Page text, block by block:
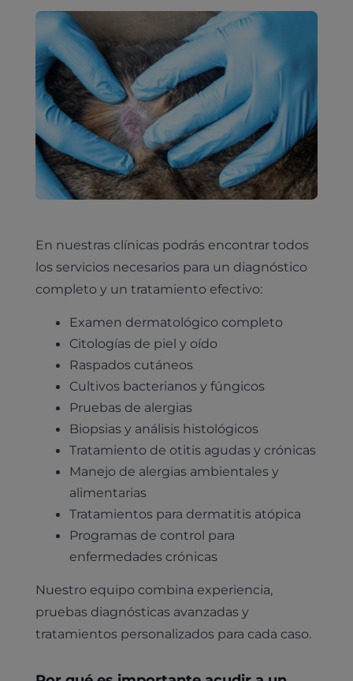
Pruebas diagnósticas
Diagnóstico veterinario por imagen
Laboratorio veterinario propio
Ecografía
Pruebas cropológicas
Identificación con microchip y pasaporte
Desparasitación
Esterilización
Vacunación
Medicina general
Dermatología
Traumatología
Nutrición
Urología y nefrología
Planes de salud para perros
Todos los planes de salud
Comité de expertos veterinarios
Trabaja en Clinicanimal
En nuestras clínicas podrás encontrar todos
los servicios necesarios para un diagnóstico
completo y un tratamiento efectivo:
Examen dermatológico completo
Citologías de piel y oído
Raspados cutáneos
Cultivos bacterianos y fúngicos
Pruebas de alergias
Biopsias y análisis histológicos
Tratamiento de otitis agudas y crónicas
Manejo de alergias ambientales y
alimentarias
Tratamientos para dermatitis atópica
Programas de control para
enfermedades crónicas
Nuestro equipo combina experiencia,
pruebas diagnósticas avanzadas y
tratamientos personalizados para cada caso.